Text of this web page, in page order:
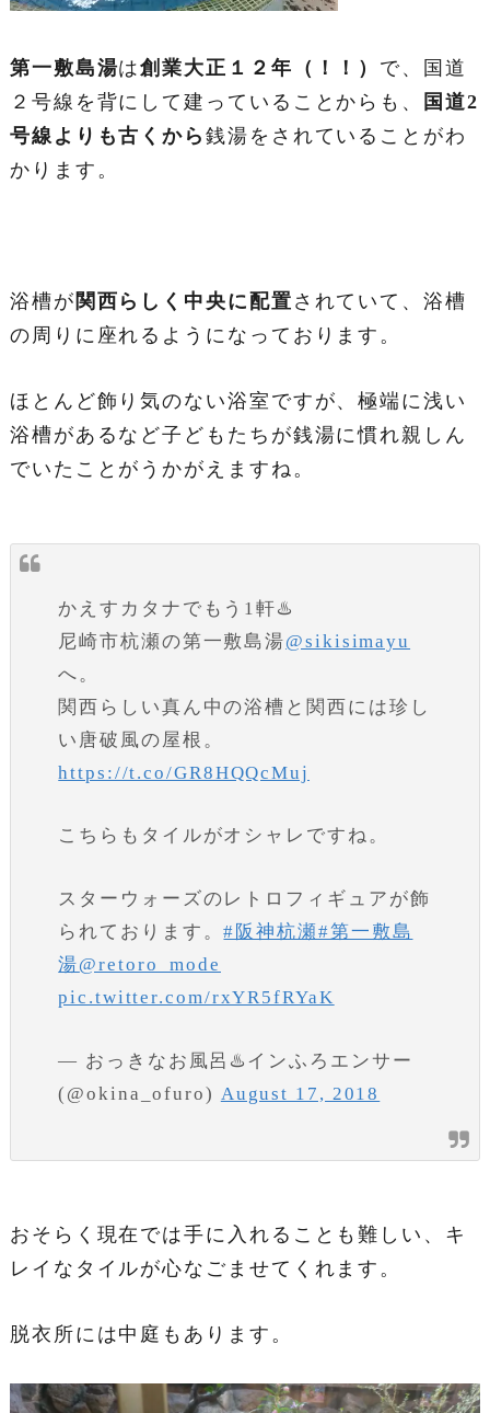
第一敷島湯は創業大正１２年（！！） で、国道
２号線を背にして建っていることからも、
国道2
号線よりも古くから銭湯をされていることがわ
かります。
浴槽が 関西らしく中央に配置 されていて、浴槽
の周りに座れるようになっております。
ほとんど飾り気のない浴室ですが、極端に浅い
浴槽があるなど子どもたちが銭湯に慣れ親しん
でいたことがうかがえますね。
かえすカタナでもう1軒♨️
尼崎市杭瀬の第一敷島湯@sikisimayu
へ。
関西らしい真ん中の浴槽と関西には珍し
い唐破風の屋根。
https://t.co/GR8HQQcMuj
こちらもタイルがオシャレですね。
スターウォーズのレトロフィギュアが飾
られております。#阪神杭瀬#第一敷島
湯@retoro_mode
pic.twitter.com/rxYR5fRYaK
— おっきなお風呂♨️インふろエンサー
(@okina_ofuro) August 17, 2018
おそらく現在では手に入れることも難しい、キ
レイなタイルが心なごませてくれます。
脱衣所には中庭もあります。